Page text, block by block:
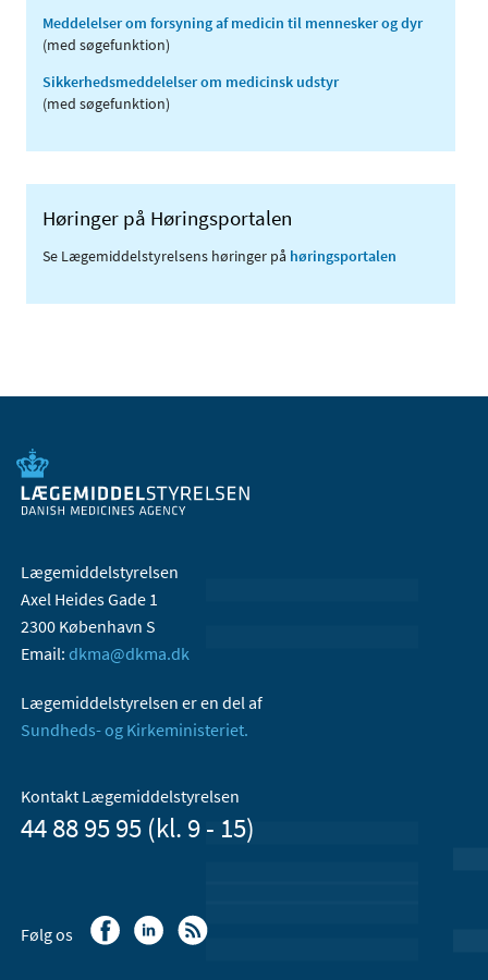
Meddelelser om forsyning af medicin til mennesker og dyr
(med søgefunktion)
Sikkerhedsmeddelelser om medicinsk udstyr
(med søgefunktion)
Høringer på Høringsportalen
Se Lægemiddelstyrelsens høringer på høringsportalen
Lægemiddelstyrelsen
Axel Heides Gade 1
2300 København S
Email: dkma@dkma.dk
Lægemiddelstyrelsen er en del af
Sundheds- og Kirkeministeriet.
Kontakt Lægemiddelstyrelsen
44 88 95 95 (kl. 9 - 15)
Følg os